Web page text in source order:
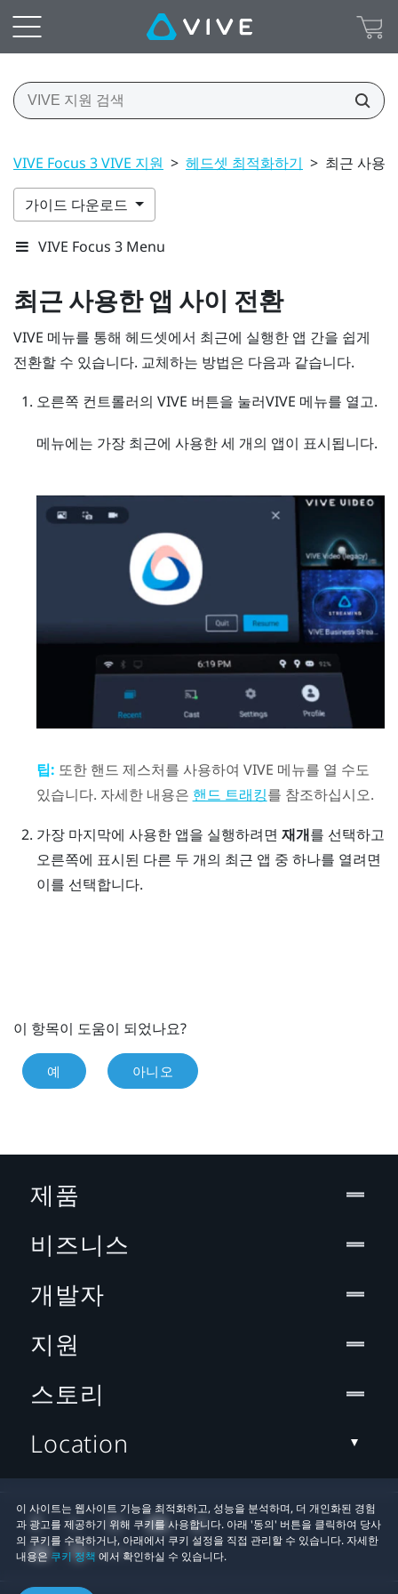
VIVE Focus 3 VIVE 지원 > 헤드셋 최적화하기 > 최근 사용
가이드 다운로드
VIVE Focus 3 Menu
최근 사용한 앱 사이 전환
VIVE 메뉴를 통해 헤드셋에서 최근에 실행한 앱 간을 쉽게
전환할 수 있습니다. 교체하는 방법은 다음과 같습니다.
오른쪽 컨트롤러의 VIVE 버튼을 눌러VIVE 메뉴를 열고.
메뉴에는 가장 최근에 사용한 세 개의 앱이 표시됩니다.
팁: 또한 핸드 제스처를 사용하여 VIVE 메뉴를 열 수도
있습니다. 자세한 내용은 핸드 트래킹를 참조하십시오.
가장 마지막에 사용한 앱을 실행하려면 재개를 선택하고
오른쪽에 표시된 다른 두 개의 최근 앱 중 하나를 열려면
이를 선택합니다.
이 항목이 도움이 되었나요?
예 아니오
이 사이트는 웹사이트 기능을 최적화하고, 성능을 분석하며, 더 개인화된 경험
과 광고를 제공하기 위해 쿠키를 사용합니다. 아래 '동의' 버튼을 클릭하여 당사
의 쿠키를 수락하거나, 아래에서 쿠키 설정을 직접 관리할 수 있습니다. 자세한
내용은 쿠키 정책 에서 확인하실 수 있습니다.
제품
비즈니스
개발자
지원
스토리
Location